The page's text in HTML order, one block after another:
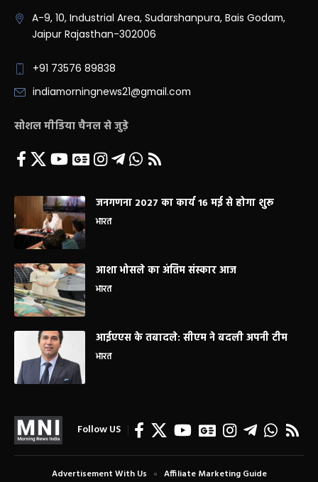
A-9, 10, Industrial Area, Sudarshanpura, Bais Godam,
Jaipur Rajasthan-302006
+91 73576 89838
indiamorningnews21@gmail.com
सोशल मीडिया चैनल से जुड़े
जनगणना 2027 का कार्य 16 मई से होगा शुरू
भारत
आशा भोसले का अंतिम संस्कार आज
भारत
आईएएस के तबादले: सीएम ने बदली अपनी टीम
भारत
Follow US
Advertisement With Us Affiliate Marketing Guide